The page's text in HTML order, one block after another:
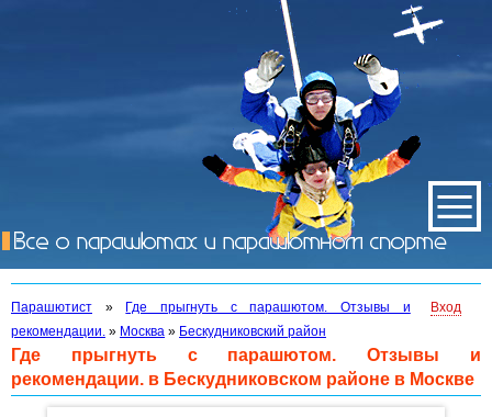
Парашютист »
Где прыгнуть с парашютом. Отзывы и
рекомендации. » Москва » Бескудниковский район
Вход
Где прыгнуть с парашютом. Отзывы и
рекомендации. в Бескудниковском районе в Москве